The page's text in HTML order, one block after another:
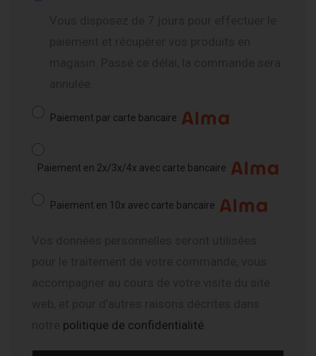
Paiement par carte bancaire
Paiement en 2x/3x/4x avec carte bancaire
Paiement en 10x avec carte bancaire
politique de confidentialité